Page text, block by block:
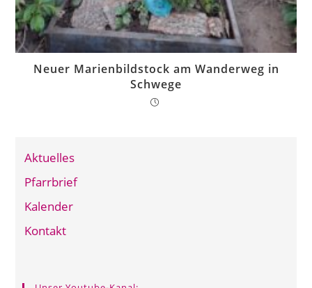
Neuer Marienbildstock am Wanderweg in
Schwege
Aktuelles
Pfarrbrief
Kalender
Kontakt